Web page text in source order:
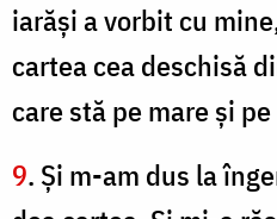
iarăşi a vorbit cu
cartea cea deschisă
care stă pe mare şi
9. Şi m-am dus la